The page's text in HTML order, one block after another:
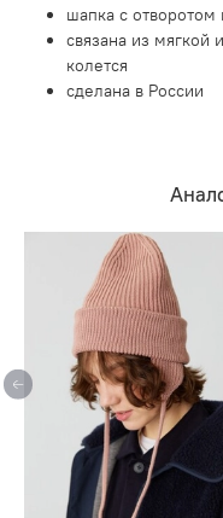
шапка с
связана из мягкой
колется
сделана в России